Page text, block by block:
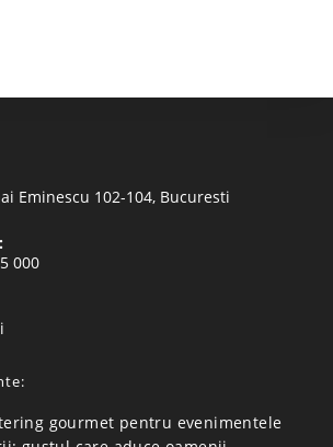
Eminescu 102-104, Bucuresti
000
gourmet pentru evenimentele